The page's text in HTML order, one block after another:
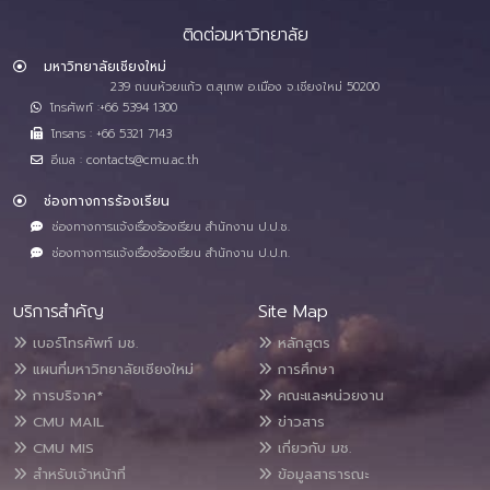
ติดต่อมหาวิทยาลัย
มหาวิทยาลัยเชียงใหม่
239 ถนนห้วยแก้ว ต.สุเทพ อ.เมือง จ.เชียงใหม่ 50200
โทรศัพท์ :+66 5394 1300
โทรสาร : +66 5321 7143
อีเมล : contacts@cmu.ac.th
ช่องทางการร้องเรียน
ช่องทางการแจ้งเรื่องร้องเรียน สำนักงาน ป.ป.ช.
ช่องทางการแจ้งเรื่องร้องเรียน สำนักงาน ป.ป.ท.
บริการสำคัญ
เบอร์โทรศัพท์ มช.
แผนที่มหาวิทยาลัยเชียงใหม่
การบริจาค*
CMU MAIL
CMU MIS
สำหรับเจ้าหน้าที่
Site Map
หลักสูตร
การศึกษา
คณะและหน่วยงาน
ข่าวสาร
เกี่ยวกับ มช.
ข้อมูลสาธารณะ